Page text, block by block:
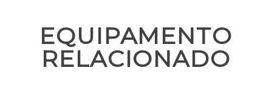
EQUIPAMENTO
RELACIONADO